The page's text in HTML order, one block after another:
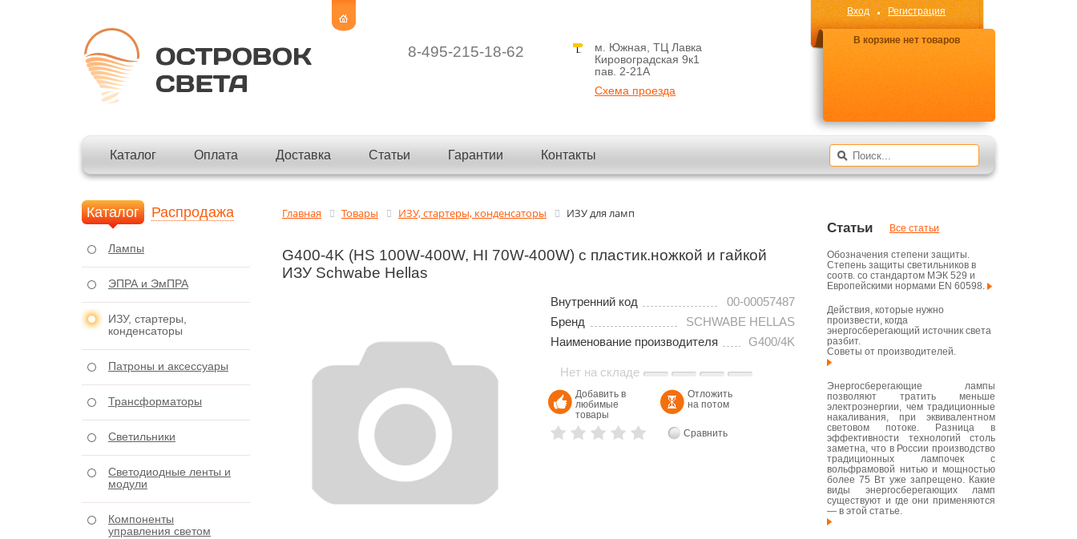
8-495-215-18-62
м. Южная, ТЦ Лавка
Кировоградская 9к1
пав. 2-21A
Схема проезда
Вход Регистрация
В корзине нет товаров
Каталог Оплата Доставка Статьи Гарантии Контакты
Главная Товары ИЗУ, стартеры, конденсаторы ИЗУ для ламп
G400-4K (HS 100W-400W, HI 70W-400W) с пластик.ножкой и гайкой
ИЗУ Schwabe Hellas
Внутренний код
00-00057487
Бренд
SCHWABE HELLAS
Наименование производителя
G400/4K
Нет на складе
Добавить в
любимые
товары
Отложить
на потом
Сравнить
Каталог Распродажа
Лампы
ЭПРА и ЭмПРА
ИЗУ, стартеры,
конденсаторы
Патроны и аксессуары
Трансформаторы
Светильники
Светодиодные ленты и
модули
Компоненты
управления светом
Статьи Все статьи
Обозначения степени защиты.
Степень защиты светильников в
соотв. со стандартом МЭК 529 и
Европейскими нормами EN 60598.
Действия, которые нужно
произвести, когда
энергосберегающий источник света
разбит.
Советы от производителей.
Энергосберегающие лампы
позволяют тратить меньше
электроэнергии, чем традиционные
накаливания, при эквивалентном
световом потоке. Разница в
эффективности технологий столь
заметна, что в России производство
традиционных лампочек с
вольфрамовой нитью и мощностью
более 75 Вт уже запрещено. Какие
виды энергосберегающих ламп
существуют и где они применяются
— в этой статье.